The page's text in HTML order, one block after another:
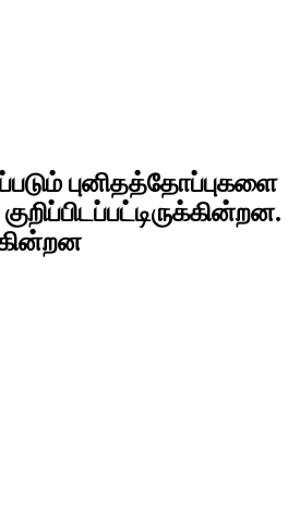
புனிதத்தோப்புகளை